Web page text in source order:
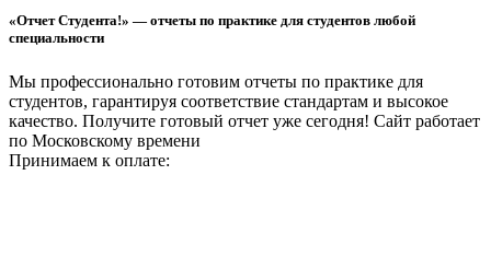
«Отчет Студента!» — отчеты по практике для студентов любой
специальности
Мы профессионально готовим отчеты по практике для
студентов, гарантируя соответствие стандартам и высокое
качество. Получите готовый отчет уже сегодня! Сайт работает
по Московскому времени
Принимаем к оплате: